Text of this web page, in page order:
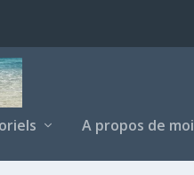
A propos de moi